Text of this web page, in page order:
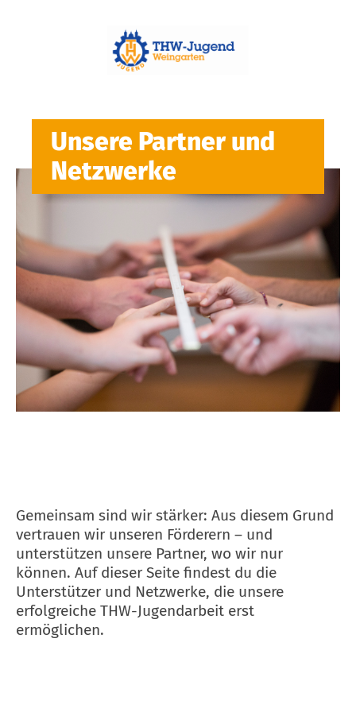
Unsere Partner und
Netzwerke
Gemeinsam sind wir stärker: Aus diesem Grund
vertrauen wir unseren Förderern – und
unterstützen unsere Partner, wo wir nur
können. Auf dieser Seite findest du die
Unterstützer und Netzwerke, die unsere
erfolgreiche THW-Jugendarbeit erst
ermöglichen.